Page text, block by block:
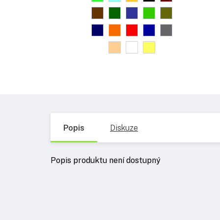
Popis Diskuze
Popis produktu není dostupný